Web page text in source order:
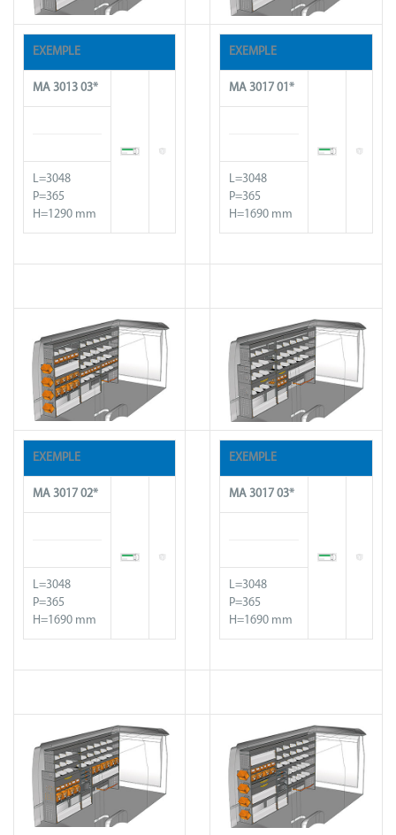
EXEMPLE
MA 3013 03*
L=3048
P=365
H=1290 mm
EXEMPLE
MA 3017 01*
L=3048
P=365
H=1690 mm
EXEMPLE
MA 3017 02*
L=3048
P=365
H=1690 mm
EXEMPLE
MA 3017 03*
L=3048
P=365
H=1690 mm